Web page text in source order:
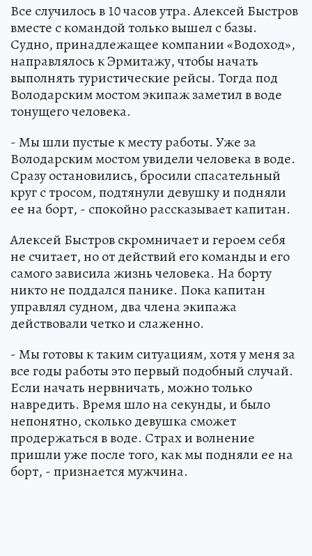
Все случилось в 10 часов утра. Алексей Быстров
вместе с командой только вышел с базы.
Судно, принадлежащее компании «Водоход»,
направлялось к Эрмитажу, чтобы начать
выполнять туристические рейсы. Тогда под
Володарским мостом экипаж заметил в воде
тонущего человека.
- Мы шли пустые к месту работы. Уже за
Володарским мостом увидели человека в воде.
Сразу остановились, бросили спасательный
круг с тросом, подтянули девушку и подняли
ее на борт, - спокойно рассказывает капитан.
Алексей Быстров скромничает и героем себя
не считает, но от действий его команды и его
самого зависила жизнь человека. На борту
никто не поддался панике. Пока капитан
управлял судном, два члена экипажа
действовали четко и слаженно.
- Мы готовы к таким ситуациям, хотя у меня за
все годы работы это первый подобный случай.
Если начать нервничать, можно только
навредить. Время шло на секунды, и было
непонятно, сколько девушка сможет
продержаться в воде. Страх и волнение
пришли уже после того, как мы подняли ее на
борт, - признается мужчина.